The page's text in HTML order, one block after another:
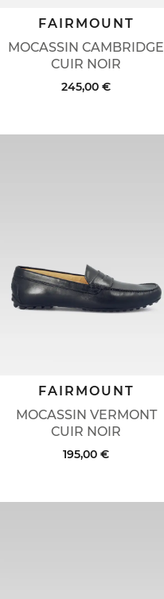
MOCASSIN CAMBRIDGE
CUIR NOIR
FAIRMOUNT
245,00 €
MOCASSIN VERMONT
CUIR NOIR
FAIRMOUNT
195,00 €